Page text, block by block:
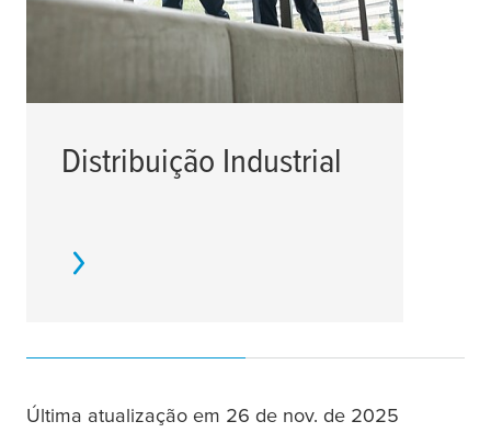
Distribuição Industrial
Última atualização em 26 de nov. de 2025